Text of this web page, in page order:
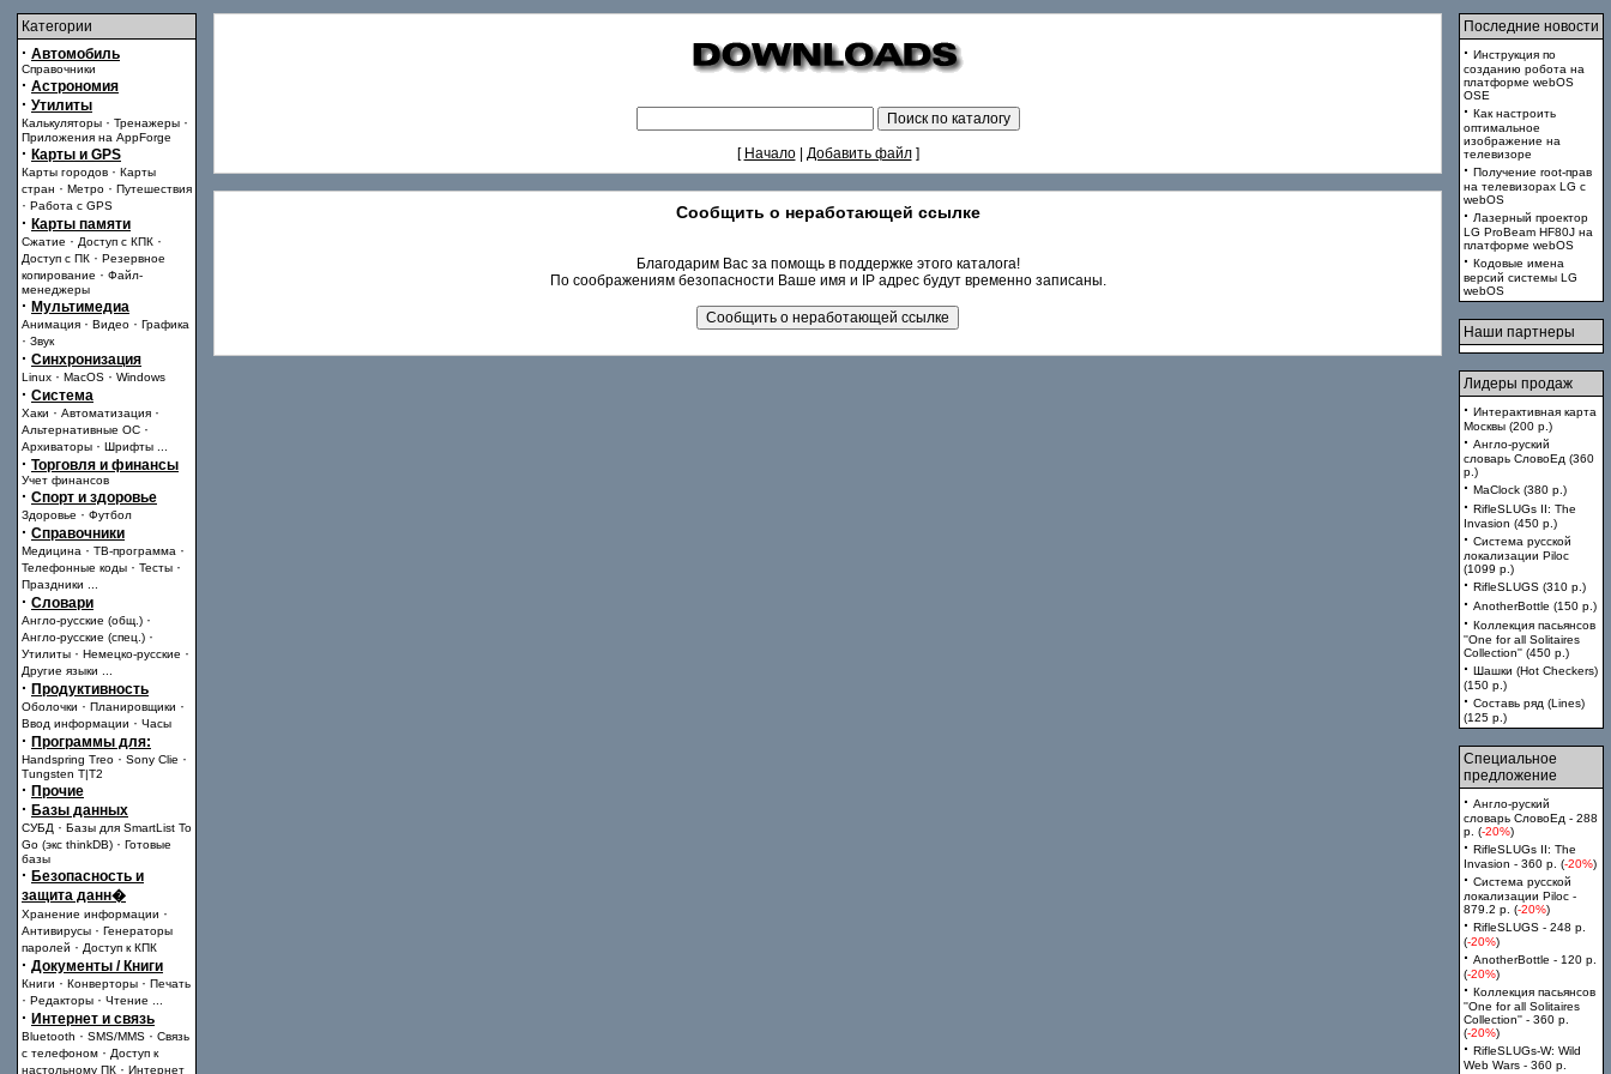
Категории
· Автомобиль
Справочники
· Астрономия
· Утилиты
Калькуляторы · Тренажеры ·
Приложения на AppForge
· Карты и GPS
Карты городов · Карты
стран · Метро · Путешествия
· Работа с GPS
· Карты памяти
Сжатие · Доступ с КПК ·
Доступ с ПК · Резервное
копирование · Файл-
менеджеры
· Мультимедиа
Анимация · Видео · Графика
· Звук
· Синхронизация
Linux · MacOS · Windows
· Система
Хаки · Автоматизация ·
Альтернативные ОС ·
Архиваторы · Шрифты
· Торговля и финансы
Учет финансов
· Спорт и здоровье
Здоровье · Футбол
· Справочники
Медицина · ТВ-программа ·
Телефонные коды · Тесты ·
Праздники
· Словари
Англо-русские (общ.) ·
Англо-русские (спец.) ·
Утилиты · Немецко-русские ·
Другие языки
· Продуктивность
Оболочки · Планировщики ·
Ввод информации · Часы
· Программы для:
Handspring Treo · Sony Clie ·
Tungsten T|T2
· Прочие
· Базы данных
СУБД · Базы для SmartList To
Go (экс thinkDB) · Готовые
базы
· Безопасность и
защита данн�
Хранение информации ·
Антивирусы · Генераторы
паролей · Доступ к КПК
· Документы / Книги
Книги · Конверторы · Печать
· Редакторы · Чтение
· Интернет и связь
Bluetooth · SMS/MMS · Связь
с телефоном · Доступ к
настольному ПК · Интернет
[ Начало| Добавить файл]
Сообщить о неработающей ссылке
Благодарим Вас за помощь в поддержке этого каталога!
По соображениям безопасности Ваше имя и IP адрес будут временно записаны.
Последние новости
· Инструкция по
созданию робота на
платформе webOS
OSE
· Как настроить
оптимальное
изображение на
телевизоре
· Получение root-прав
на телевизорах LG с
webOS
· Лазерный проектор
LG ProBeam HF80J на
платформе webOS
· Кодовые имена
версий системы LG
webOS
Наши партнеры
Лидеры продаж
· Интерактивная карта
Москвы (200 p.)
· Англо-руский
словарь СловоЕд (360
p.)
· MaClock (380 p.)
· RifleSLUGs II: The
Invasion (450 p.)
· Система русской
локализации Piloc
(1099 p.)
· RifleSLUGS (310 p.)
· AnotherBottle (150 p.)
· Коллекция пасьянсов
''One for all Solitaires
Collection'' (450 p.)
· Шашки (Hot Checkers)
(150 p.)
· Составь ряд (Lines)
(125 p.)
Специальное
предложение
· Англо-руский
словарь СловоЕд - 288
p. (-20%)
· RifleSLUGs II: The
Invasion - 360 p. (-20%)
· Система русской
локализации Piloc -
879.2 p. (-20%)
· RifleSLUGS - 248 p.
(-20%)
· AnotherBottle - 120 p.
(-20%)
· Коллекция пасьянсов
''One for all Solitaires
Collection'' - 360 p.
(-20%)
· RifleSLUGs-W: Wild
Web Wars - 360 p.